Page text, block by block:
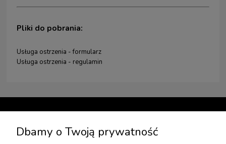
Pliki do pobrania:
Usługa ostrzenia - formularz
Usługa ostrzenia - regulamin
Dbamy o Twoją prywatność